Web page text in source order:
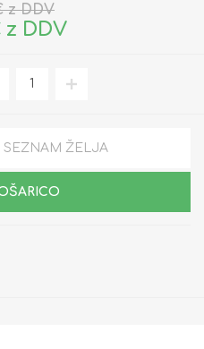
z DDV
z DDV
SEZNAM ŽELJA